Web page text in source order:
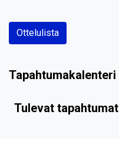
Ottelulista
Tapahtumakalenteri
Tulevat tapahtumat